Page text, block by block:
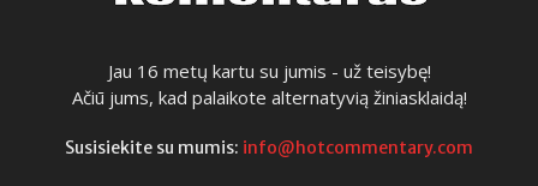
Jau 16 metų kartu su jumis - už teisybę!
Ačiū jums, kad palaikote alternatyvią žiniasklaidą!
Susisiekite su mumis: info@hotcommentary.com